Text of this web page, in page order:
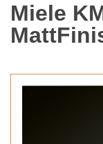
Miele